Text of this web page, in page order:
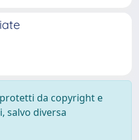
da copyright e
salvo diversa